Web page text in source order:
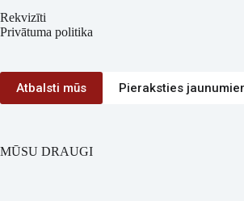
Rekvizīti
Privātuma politika
Atbalsti mūs Pieraksties
MŪSU DRAUGI